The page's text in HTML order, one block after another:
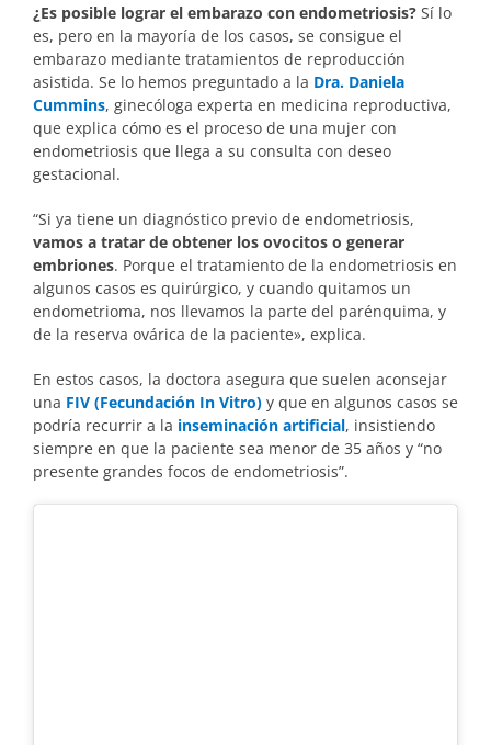
¿Es posible lograr el embarazo con endometriosis? Sí lo
es, pero en la mayoría de los casos, se consigue el
embarazo mediante tratamientos de reproducción
asistida. Se lo hemos preguntado a la Dra. Daniela
Cummins, ginecóloga experta en medicina reproductiva,
que explica cómo es el proceso de una mujer con
endometriosis que llega a su consulta con deseo
gestacional.
“Si ya tiene un diagnóstico previo de endometriosis,
vamos a tratar de obtener los ovocitos o generar
embriones. Porque el tratamiento de la endometriosis en
algunos casos es quirúrgico, y cuando quitamos un
endometrioma, nos llevamos la parte del parénquima, y
de la reserva ovárica de la paciente», explica.
En estos casos, la doctora asegura que suelen aconsejar
una FIV (Fecundación In Vitro) y que en algunos casos se
podría recurrir a la inseminación artificial, insistiendo
siempre en que la paciente sea menor de 35 años y “no
presente grandes focos de endometriosis”.